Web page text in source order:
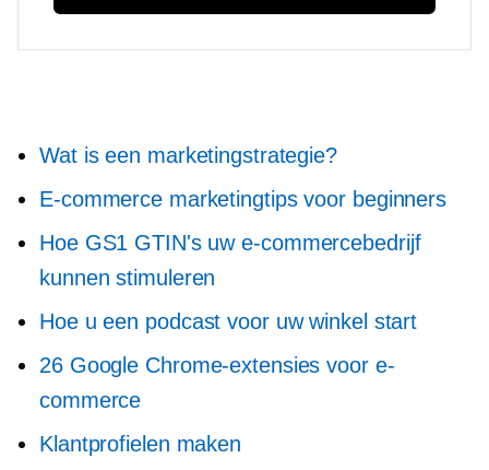
Wat is een marketingstrategie?
E-commerce marketingtips voor beginners
Hoe GS1 GTIN's uw e-commercebedrijf
kunnen stimuleren
Hoe u een podcast voor uw winkel start
26 Google Chrome-extensies voor e-
commerce
Klantprofielen maken